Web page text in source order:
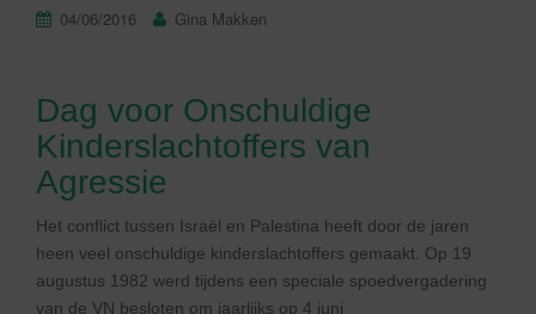
04/06/2016 Gina Makken
Dag voor Onschuldige
Kinderslachtoffers van
Agressie
Het conflict tussen Israël en Palestina heeft door de jaren
heen veel onschuldige kinderslachtoffers gemaakt. Op 19
augustus 1982 werd tijdens een speciale spoedvergadering
van de VN besloten om jaarlijks op 4 juni